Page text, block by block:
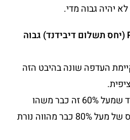
מה נחשב Payout Ratio (יחס תשלום דיבידנד) גבוה
העדפה שונה בהיבט הזה
אך באופן כללי ניתן להגיד שמעל 60% זה כבר משהו
שראוי לשים לב אליו ויחס של מעל 80% כבר מהווה נורת